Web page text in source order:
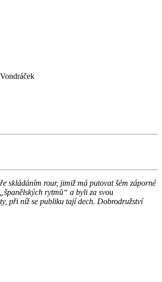
skládáním rour, jimiž má putovat šém záporné
rytmů“ a byli za svou
při níž se publiku tají dech. Dobrodružství